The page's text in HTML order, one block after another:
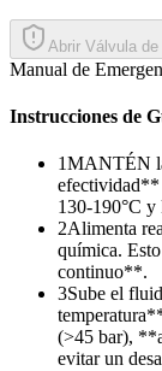
Abrir Válvula
Manual de
Instrucciones de
1MANTÉN
efectividad**
130-190°C y
2Alimenta
química.
continuo**.
3Sube el
(>45 bar),
evitar un